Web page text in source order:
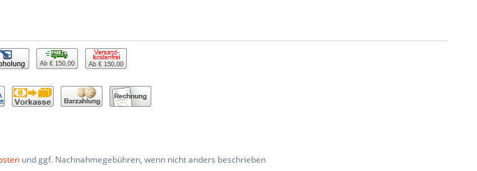
Ab € 150,00 Ab € 150,00
und ggf. Nachnahmegebühren, wenn nicht anders beschrieben